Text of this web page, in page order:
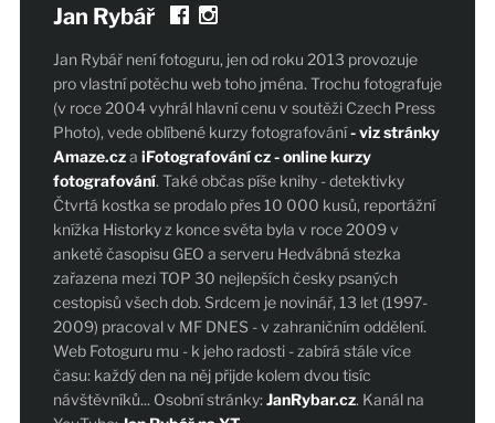
Jan Rybář
Jan Rybář není fotoguru, jen od roku 2013 provozuje
pro vlastní potěchu web toho jména. Trochu fotografuje
(v roce 2004 vyhrál hlavní cenu v soutěži Czech Press
Photo), vede oblíbené kurzy fotografování- viz stránky
Amaze.cza iFotografování cz - online kurzy
fotografování. Také občas píše knihy - detektivky
Čtvrtá kostka se prodalo přes 10 000 kusů, reportážní
knížka Historky z konce světa byla v roce 2009 v
anketě časopisu GEO a serveru Hedvábná stezka
zařazena mezi TOP 30 nejlepších česky psaných
cestopisů všech dob. Srdcem je novinář, 13 let (1997-
2009) pracoval v MF DNES - v zahraničním oddělení.
Web Fotoguru mu - k jeho radosti - zabírá stále více
času: každý den na něj přijde kolem dvou tisíc
návštěvníků... Osobní stránky:JanRybar.cz. Kanál na